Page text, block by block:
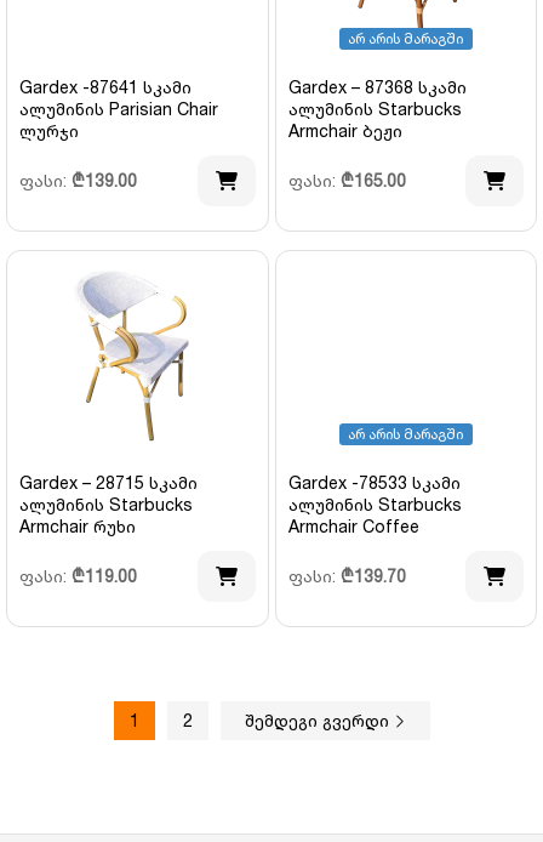
Gardex -87641 სკამი
ალუმინის Parisian Chair
ლურჯი
ფასი: ₾139.00
არ არის მარაგში
Gardex – 87368 სკამი
ალუმინის Starbucks
Armchair ბეჟი
ფასი: ₾165.00
Gardex – 28715 სკამი
ალუმინის Starbucks
Armchair რუხი
ფასი: ₾119.00
არ არის მარაგში
Gardex -78533 სკამი
ალუმინის Starbucks
Armchair Coffee
ფასი: ₾139.70
1 2 შემდეგი გვერდი